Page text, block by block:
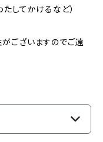
してかけるなど）
ございますのでご遠